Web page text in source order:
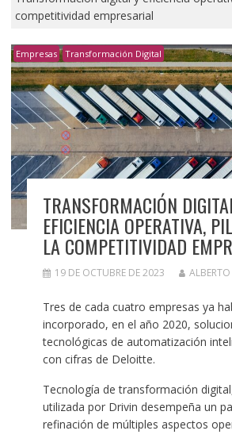
competitividad empresarial
Empresas Transformación Digital
TRANSFORMACIÓN
EFICIENCIA OPERATIVA,
LA COMPETITIVIDAD
19 DE OCTUBRE DE 2023
Tres de cada cuatro empresas ya
incorporado, en el año 2020,
tecnológicas de automatización
con cifras de Deloitte.
Tecnología de transformación
utilizada por Drivin desempeña un
refinación de múltiples aspectos